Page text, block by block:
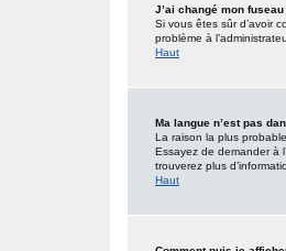
J’ai changé mon
Si vous êtes sûr d’avoir
problème à
Haut
Ma langue n’est pas
La raison la plus
Essayez de demander à
trouverez plus
Haut